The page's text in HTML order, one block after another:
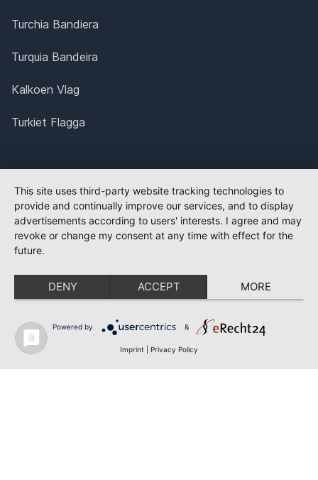
Turchia Bandiera
Turquia Bandeira
Kalkoen Vlag
Turkiet Flagga
This site uses third-party website tracking technologies to
provide and continually improve our services, and to display
advertisements according to users' interests. I agree and may
revoke or change my consent at any time with effect for the
future.
DENY ACCEPT MORE
Powered by &
Imprint Privacy Policy